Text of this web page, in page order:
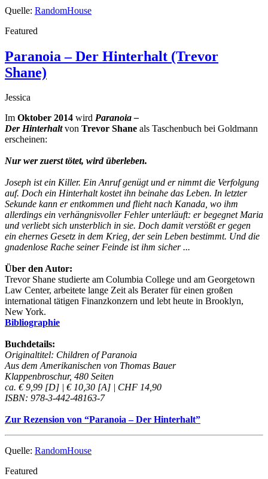
Quelle: RandomHouse
Featured
Paranoia – Der Hinterhalt (Trevor
Shane)
Jessica
Im Oktober 2014 wird Paranoia –
Der Hinterhaltvon Trevor Shane als Taschenbuch bei Goldmann
erscheinen:
Nur wer zuerst tötet, wird überleben.
Joseph ist ein Killer. Ein Anruf genügt und er nimmt die Verfolgung
auf. Doch ein Hinterhalt kostet ihn beinahe das Leben. In letzter
Sekunde kann er entkommen und flieht nach Kanada, wo ihm
allerdings ein verhängnisvoller Fehler unterläuft: er begegnet Maria
und verliebt sich unsterblich in sie. Doch damit verstößt er gegen
ein ehernes Gesetz in dem Krieg, der sein Leben bestimmt. Und die
gnadenlose Rache seiner Feinde ist ihm sicher ...
Über den Autor:
Trevor Shane studierte am Columbia College und am Georgetown
Law Center, arbeitete lange Zeit als Berater für einen großen
international tätigen Finanzkonzern und lebt heute in Brooklyn,
New York.
Bibliographie
Buchdetails:
Originaltitel: Children of Paranoia
Aus dem Amerikanischen von Thomas Bauer
Klappenbroschur, 480 Seiten
ca. € 9,99 [D] | € 10,30 [A] | CHF 14,90
ISBN: 978-3-442-48163-7
Zur Rezension von “Paranoia – Der Hinterhalt”
Quelle: RandomHouse
Featured